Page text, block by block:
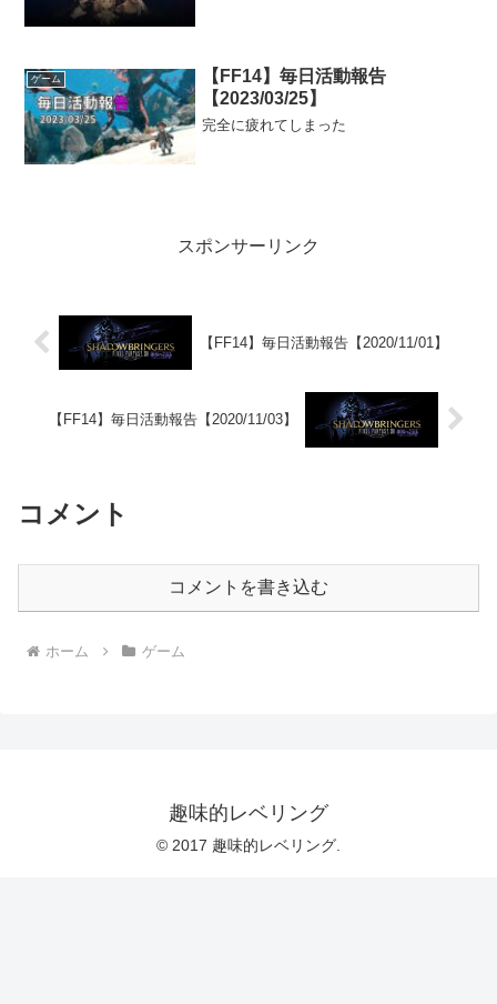
ゲーム
【FF14】毎日活動報告
【2023/03/25】
完全に疲れてしまった
スポンサーリンク
【FF14】毎日活動報告【2020/11/01】
【FF14】毎日活動報告【2020/11/03】
コメント
コメントを書き込む
ホーム ゲーム
趣味的レベリング
© 2017 趣味的レベリング.